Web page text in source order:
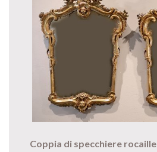
Coppia di specchiere rocaille